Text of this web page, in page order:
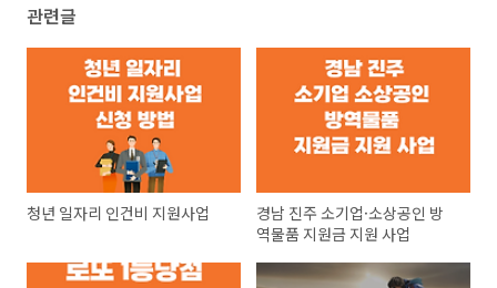
관련글
청년 일자리 인건비 지원사업
경남 진주 소기업·소상공인 방
역물품 지원금 지원 사업